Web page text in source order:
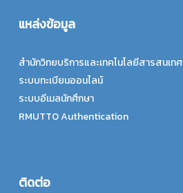
แหล่งข้อมูล
สำนักวิทยบริการและเทคโนโลยีสารสนเทศ
ระบบทะเบียนออนไลน์
ระบบอีเมลนักศึกษา
RMUTTO Authentication
ติดต่อ